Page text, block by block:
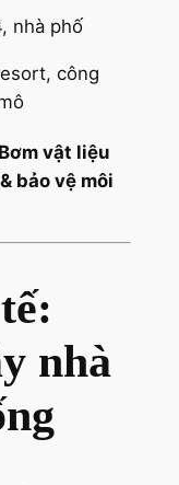
nhà phố
công
Bơm vật liệu
bảo vệ môi
nhà